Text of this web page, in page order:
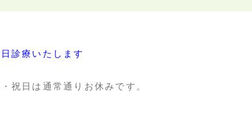
診療いたします
祝日は通常通りお休みです。